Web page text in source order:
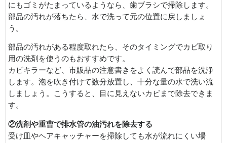
にもゴミがたまっているようなら、歯ブラシで掃除します。
部品の汚れが落ちたら、水で洗って元の位置に戻しましょ
う。
部品の汚れがある程度取れたら、そのタイミングでカビ取り
用の洗剤を使うのもおすすめです。
カビキラーなど、市販品の注意書きをよく読んで部品を洗浄
します。泡を吹き付けて数分放置し、十分な量の水で洗い流
しましょう。こうすると、目に見えないカビまで除去できま
す。
②洗剤や重曹で排水管の油汚れを除去する
受け皿やヘアキャッチャーを掃除しても水が流れにくい場